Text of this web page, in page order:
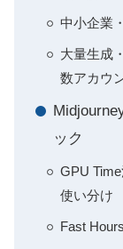
中小企業
大量生成
数アカウ
ック
GPU
使い分け
Fast